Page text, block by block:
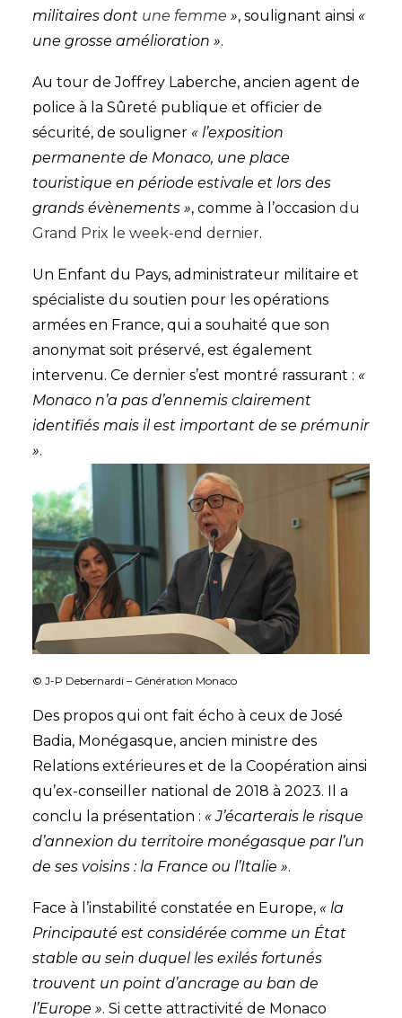
militaires dont une femme », soulignant ainsi «
une grosse amélioration ».
Au tour de Joffrey Laberche, ancien agent de
police à la Sûreté publique et officier de
sécurité, de souligner « l’exposition
permanente de Monaco, une place
touristique en période estivale et lors des
grands évènements », comme à l’occasion du
Grand Prix le week-end dernier.
Un Enfant du Pays, administrateur militaire et
spécialiste du soutien pour les opérations
armées en France, qui a souhaité que son
anonymat soit préservé, est également
intervenu. Ce dernier s’est montré rassurant : «
Monaco n’a pas d’ennemis clairement
identifiés mais il est important de se prémunir
».
© J-P Debernardi – Génération Monaco
Des propos qui ont fait écho à ceux de José
Badia, Monégasque, ancien ministre des
Relations extérieures et de la Coopération ainsi
qu’ex-conseiller national de 2018 à 2023. Il a
conclu la présentation : « J’écarterais le risque
d’annexion du territoire monégasque par l’un
de ses voisins : la France ou l’Italie ».
Face à l’instabilité constatée en Europe, « la
Principauté est considérée comme un État
stable au sein duquel les exilés fortunés
trouvent un point d’ancrage au ban de
l’Europe ». Si cette attractivité de Monaco